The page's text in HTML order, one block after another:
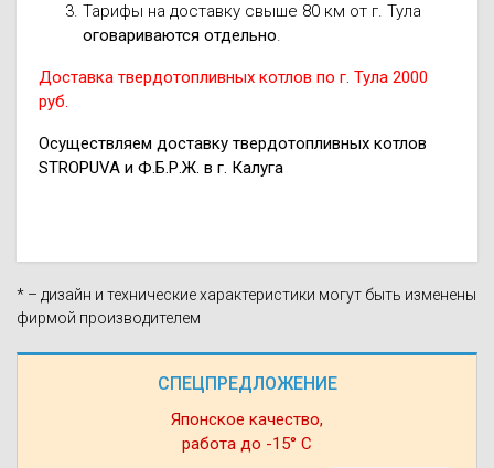
СПЕЦПРЕДЛОЖЕНИЕ
Японское качество,
работа до -15° С
Тарифы на доставку свыше 80 км от г. Тула
оговариваются отдельно.
Доставка твердотопливных котлов по г. Тула 2000
руб.
Осуществляем доставку твердотопливных котлов
STROPUVA и Ф.Б.Р.Ж. в г. Калуга
* – дизайн и технические характеристики могут быть изменены
фирмой производителем